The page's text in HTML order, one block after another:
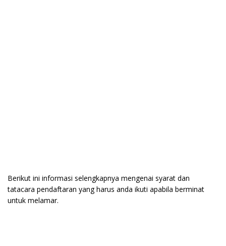
Berikut ini informasi selengkapnya mengenai syarat dan
tatacara pendaftaran yang harus anda ikuti apabila berminat
untuk melamar.